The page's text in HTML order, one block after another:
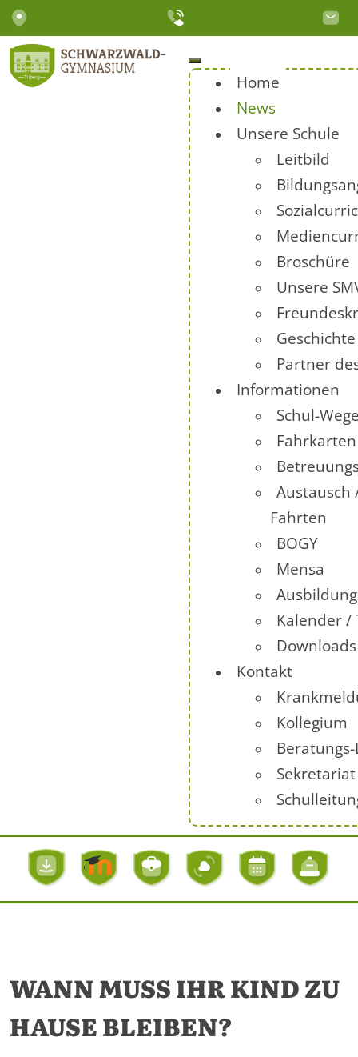
Home
News
Unsere Schule
Leitbild
Broschüre
Unsere
Geschichte
Partner
Informationen
Schul-
Fahrkarten
Austausch
Fahrten
BOGY
Mensa
Kalender /
Downloads
Kontakt
Kollegium
Sekretariat
WANN MUSS IHR KIND ZU
HAUSE BLEIBEN?